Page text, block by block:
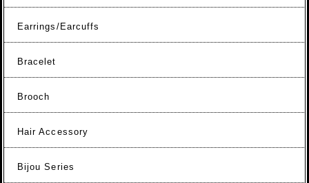
Earrings/Earcuffs
Bracelet
Brooch
Hair Accessory
Bijou Series